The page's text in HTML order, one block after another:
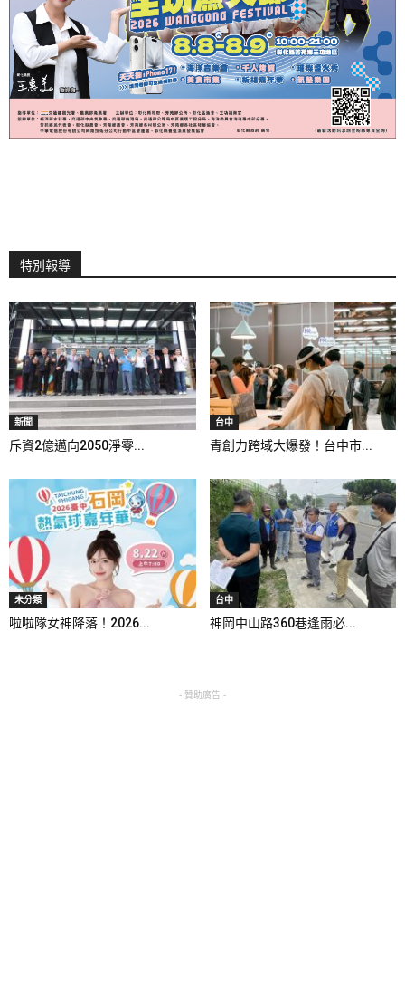
特別報導
新聞
斥資2億邁向2050淨零...
台中
青創力跨域大爆發！台中市...
未分類
啦啦隊女神降落！2026...
台中
神岡中山路360巷逢雨必...
- 贊助廣告 -